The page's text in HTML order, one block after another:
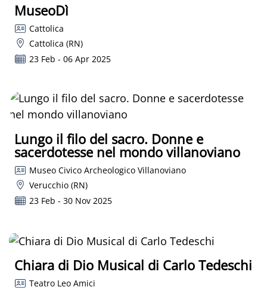
MuseoDì
Cattolica
Cattolica (RN)
23 Feb - 06 Apr 2025
Lungo il filo del sacro. Donne e
sacerdotesse nel mondo villanoviano
Museo Civico Archeologico Villanoviano
Verucchio (RN)
23 Feb - 30 Nov 2025
Chiara di Dio Musical di Carlo Tedeschi
Teatro Leo Amici